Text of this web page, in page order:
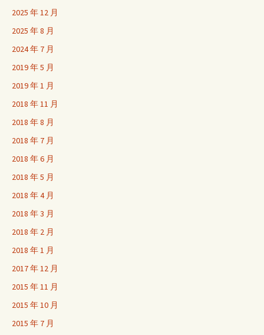
2025 年 12 月
2025 年 8 月
2024 年 7 月
2019 年 5 月
2019 年 1 月
2018 年 11 月
2018 年 8 月
2018 年 7 月
2018 年 6 月
2018 年 5 月
2018 年 4 月
2018 年 3 月
2018 年 2 月
2018 年 1 月
2017 年 12 月
2015 年 11 月
2015 年 10 月
2015 年 7 月